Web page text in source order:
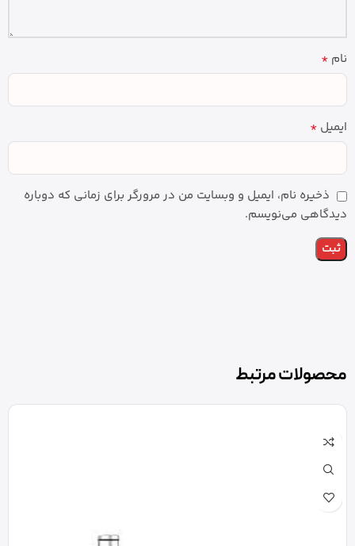
نام *
ایمیل *
ذخیره نام، ایمیل و وبسایت من در مرورگر برای زمانی که دوباره
دیدگاهی می‌نویسم.
محصولات مرتبط